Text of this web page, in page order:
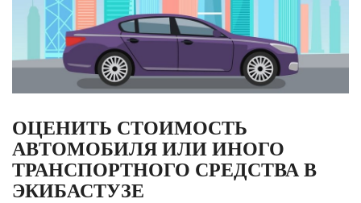
ОЦЕНИТЬ СТОИМОСТЬ
АВТОМОБИЛЯ ИЛИ ИНОГО
ТРАНСПОРТНОГО СРЕДСТВА В
ЭКИБАСТУЗЕ